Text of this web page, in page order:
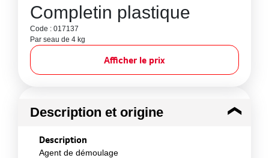
Completin plastique
Code : 017137
Par seau de 4 kg
Afficher le prix
Description et origine
Description
Agent de démoulage